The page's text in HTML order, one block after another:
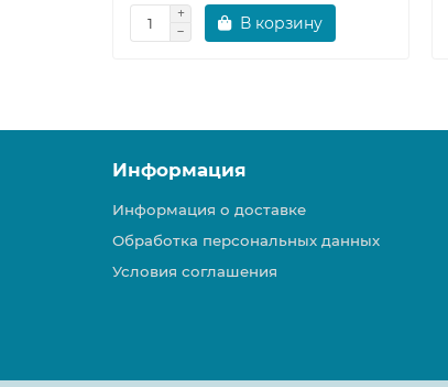
В корзину
Информация
Информация о доставке
Обработка персональных данных
Условия соглашения